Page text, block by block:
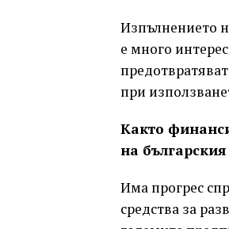
Изпълнението
е много
при
Както
на
Има прогрес
средства за